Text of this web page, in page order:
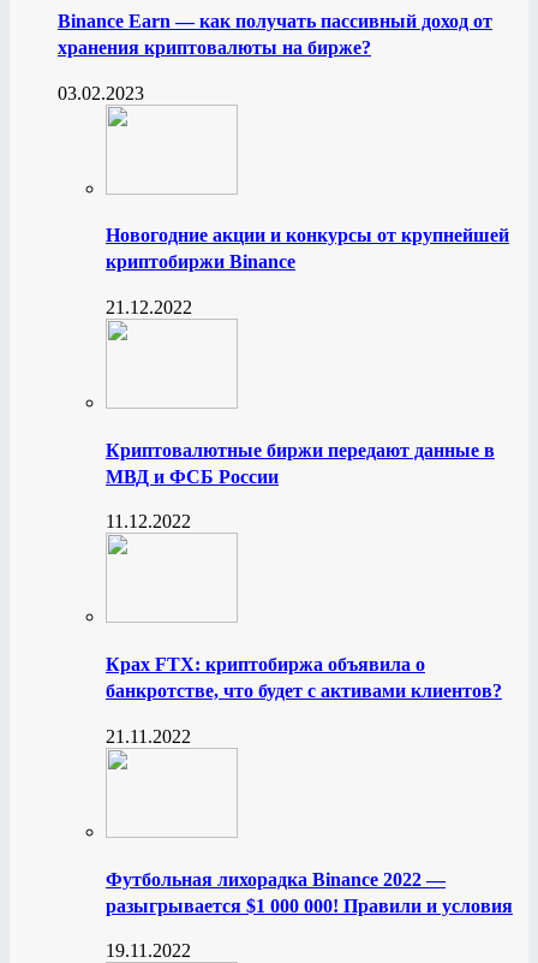
Binance Earn — как получать пассивный доход от
хранения криптовалюты на бирже?
03.02.2023
Новогодние акции и конкурсы от крупнейшей
криптобиржи Binance
21.12.2022
Криптовалютные биржи передают данные в
МВД и ФСБ России
11.12.2022
Крах FTX: криптобиржа объявила о
банкротстве, что будет с активами клиентов?
21.11.2022
Футбольная лихорадка Binance 2022 —
разыгрывается $1 000 000! Правили и условия
19.11.2022